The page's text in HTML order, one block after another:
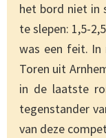
het bord niet in
te slepen: 1,5-
was een feit. In
Toren uit
in de laatste
tegenstander
van deze